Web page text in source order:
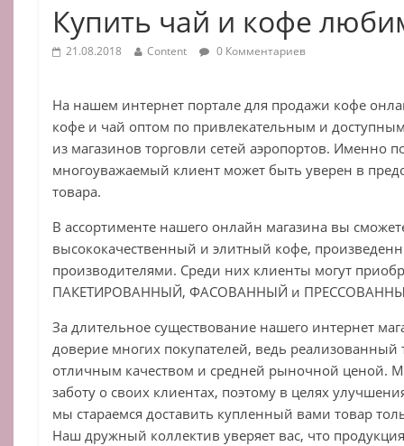
Купить чай и кофе
21.08.2018 Content 0 Комментариев
На нашем интернет портале для продажи кофе
кофе и чай оптом по привлекательным и
из магазинов торговли сетей аэропортов. Именно
многоуважаемый клиент может быть уверен в
товара.
В ассортименте нашего онлайн магазина вы
высококачественный и элитный кофе,
производителями. Среди них клиенты могут
ПАКЕТИРОВАННЫЙ, ФАСОВАННЫЙ и
За длительное существование нашего интернет
доверие многих покупателей, ведь реализованный
отличным качеством и средней рыночной ценой.
заботу о своих клиентах, поэтому в целях
мы стараемся доставить купленный вами товар
Наш дружный коллектив уверяет вас, что